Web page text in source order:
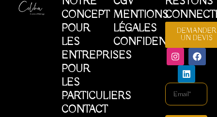
CONCEPT
POUR
LES
ENTREPRISES
POUR
LES
PARTICULIERS
CONTACT
MENTIONS
LÉGALES
CONFIDENTIALITÉ
DEMANDER
UN DEVIS
I
n
s
a
g
r
F
a
b
o
L
n
k
e
d
i
Email